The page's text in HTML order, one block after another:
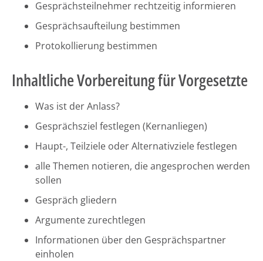
Gesprächsteilnehmer rechtzeitig informieren
Gesprächsaufteilung bestimmen
Protokollierung bestimmen
Inhaltliche Vorbereitung für Vorgesetzte
Was ist der Anlass?
Gesprächsziel festlegen (Kernanliegen)
Haupt-, Teilziele oder Alternativziele festlegen
alle Themen notieren, die angesprochen werden
sollen
Gespräch gliedern
Argumente zurechtlegen
Informationen über den Gesprächspartner
einholen